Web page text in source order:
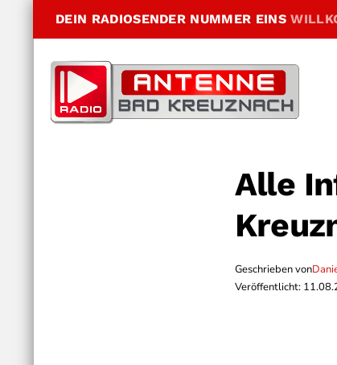
DEIN RADIOSENDER NUMMER EINS
Alle
Geschrieben von
Veröffentlicht: